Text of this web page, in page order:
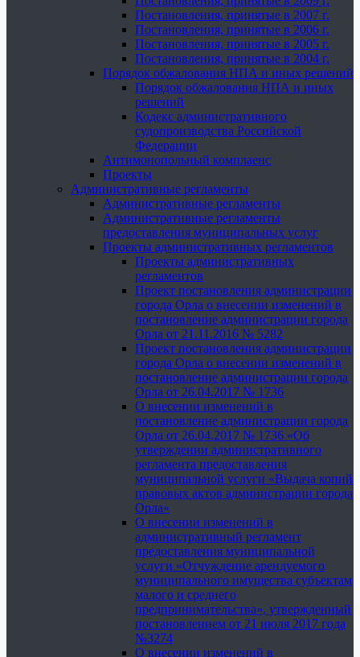
Постановления, принятые в 2007 г.
Постановления, принятые в 2006 г.
Постановления, принятые в 2005 г.
Постановления, принятые в 2004 г.
Порядок обжалования НПА и иных решений
Порядок обжалования НПА и иных
решений
Кодекс административного
судопроизводства Российской
Федерации
Антимонопольный комплаенс
Проекты
Административные регламенты
Административные регламенты
Административные регламенты
предоставления муниципальных услуг
Проекты административных регламентов
Проекты административных
регламентов
Проект постановления администрации
города Орла о внесении изменений в
постановление администрации города
Орла от 21.11.2016 № 5282
Проект постановления администрации
города Орла о внесении изменений в
постановление администрации города
Орла от 26.04.2017 № 1736
О внесении изменений в
постановление администрации города
Орла от 26.04.2017 № 1736 «Об
утверждении административного
регламента предоставления
муниципальной услуги «Выдача копий
правовых актов администрации города
Орла»
О внесении изменений в
административный регламент
предоставления муниципальной
услуги «Отчуждение арендуемого
муниципального имущества субъектам
малого и среднего
предпринимательства», утвержденный
постановлением от 21 июля 2017 года
№3274
О внесении изменений в